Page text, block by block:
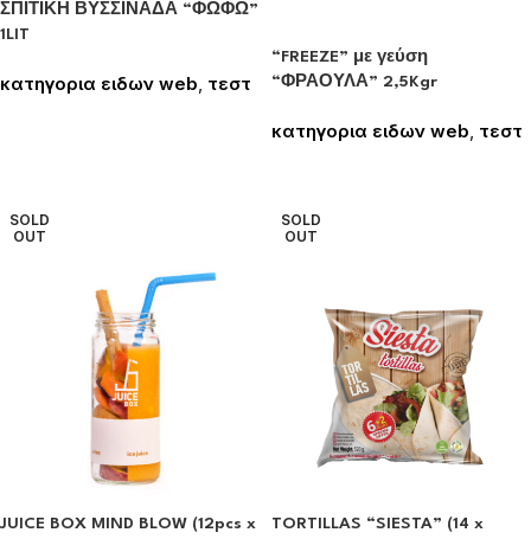
ΣΠΙΤΙΚΗ ΒΥΣΣΙΝΑΔΑ “ΦΩΦΩ”
1LIT
κατηγορια ειδων web, τεστ
“FREEZE” με γεύση
“ΦΡΑΟΥΛΑ” 2,5Kgr
κατηγορια ειδων web, τεστ
SOLD
OUT
JUICE BOX MIND BLOW (12pcs x
SOLD
OUT
TORTILLAS “SIESTA” (14 x